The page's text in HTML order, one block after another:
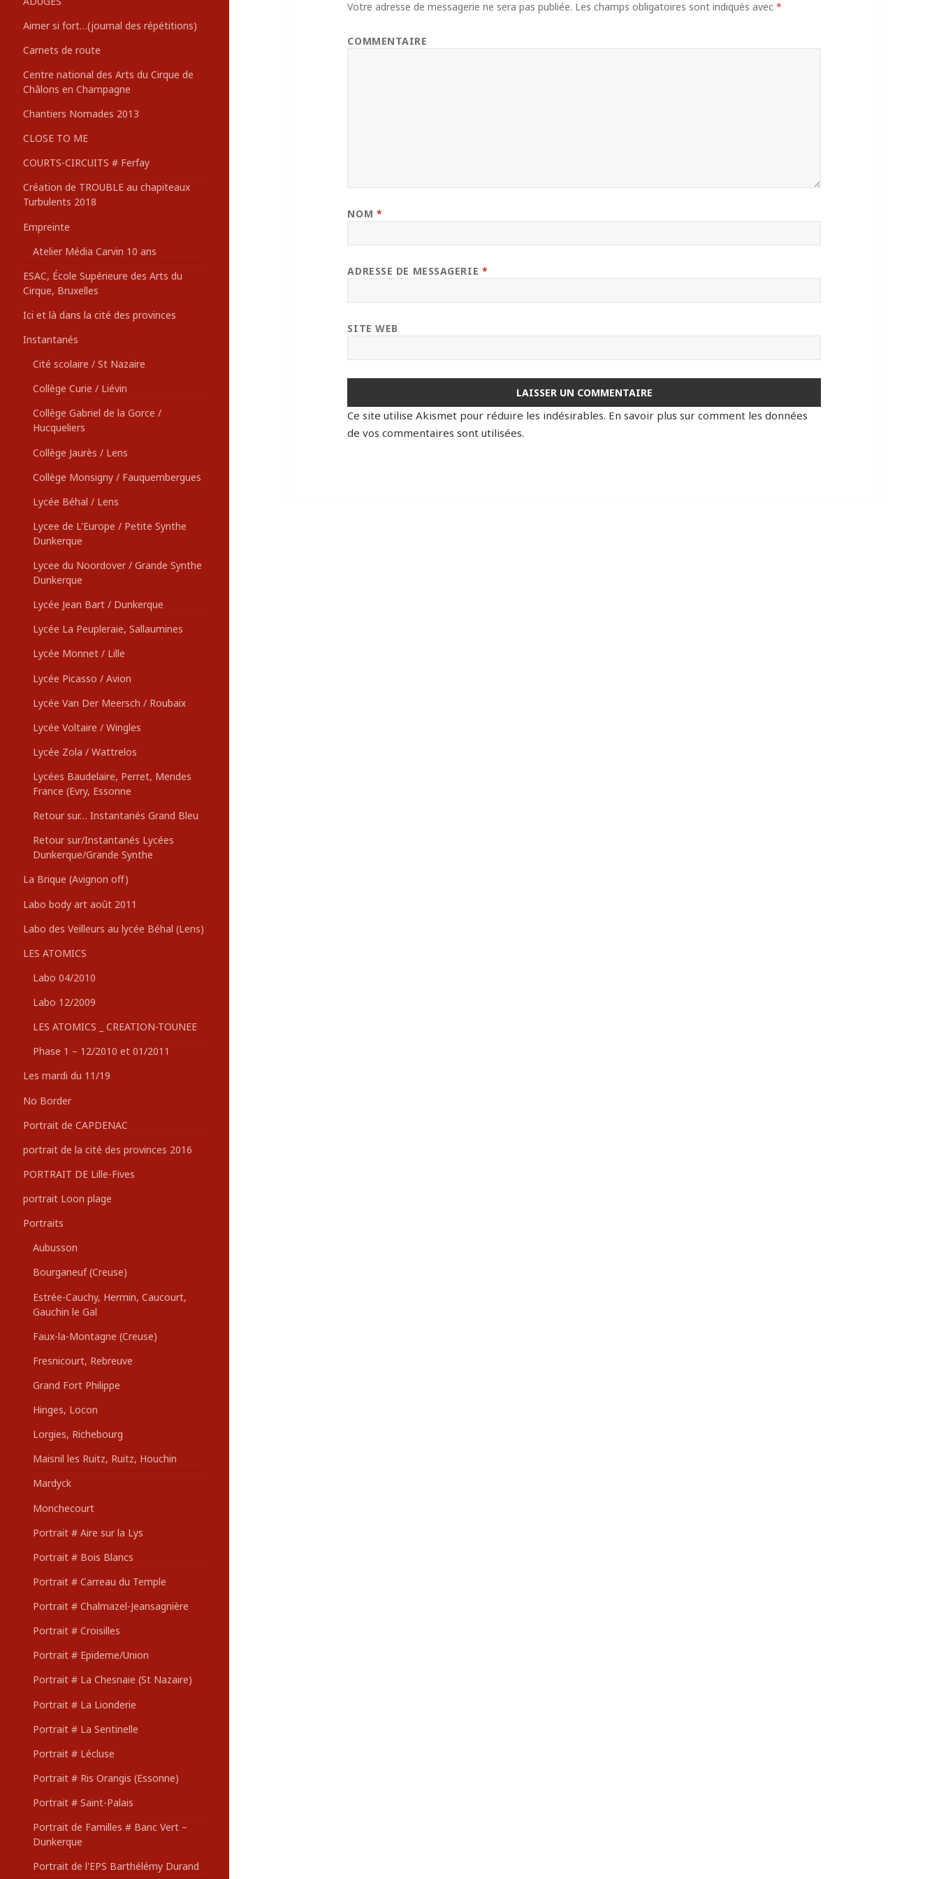
:Aimer si fort…(journal des répétitions)
Carnets de route
Centre national des Arts du Cirque de
Châlons en Champagne
Chantiers Nomades 2013
CLOSE TO ME
COURTS-CIRCUITS # Ferfay
Création de TROUBLE au chapiteaux
Turbulents 2018
Empreinte
Atelier Média Carvin 10 ans
ESAC, École Supérieure des Arts du
Cirque, Bruxelles
Ici et là dans la cité des provinces
Instantanés
Cité scolaire / St Nazaire
Collège Curie / Liévin
Collège Gabriel de la Gorce /
Hucqueliers
Collège Jaurès / Lens
Collège Monsigny / Fauquembergues
Lycée Béhal / Lens
Lycee de L'Europe / Petite Synthe
Dunkerque
Lycee du Noordover / Grande Synthe
Dunkerque
Lycée Jean Bart / Dunkerque
Lycée La Peupleraie, Sallaumines
Lycée Monnet / Lille
Lycée Picasso / Avion
Lycée Van Der Meersch / Roubaix
Lycée Voltaire / Wingles
Lycée Zola / Wattrelos
Lycées Baudelaire, Perret, Mendes
France (Evry, Essonne
Retour sur… Instantanés Grand Bleu
Retour sur/Instantanés Lycées
Dunkerque/Grande Synthe
La Brique (Avignon off)
Labo body art août 2011
Labo des Veilleurs au lycée Béhal (Lens)
LES ATOMICS
Labo 04/2010
Labo 12/2009
LES ATOMICS _ CREATION-TOUNEE
Phase 1 – 12/2010 et 01/2011
Les mardi du 11/19
No Border
Portrait de CAPDENAC
portrait de la cité des provinces 2016
PORTRAIT DE Lille-Fives
portrait Loon plage
Portraits
Aubusson
Bourganeuf (Creuse)
Estrée-Cauchy, Hermin, Caucourt,
Gauchin le Gal
Faux-la-Montagne (Creuse)
Fresnicourt, Rebreuve
Grand Fort Philippe
Hinges, Locon
Lorgies, Richebourg
Maisnil les Ruitz, Ruitz, Houchin
Mardyck
Monchecourt
Portrait # Aire sur la Lys
Portrait # Bois Blancs
Portrait # Carreau du Temple
Portrait # Chalmazel-Jeansagnière
Portrait # Croisilles
Portrait # Epideme/Union
Portrait # La Chesnaie (St Nazaire)
Portrait # La Lionderie
Portrait # La Sentinelle
Portrait # Lécluse
Portrait # Ris Orangis (Essonne)
Portrait # Saint-Palais
Portrait de Familles # Banc Vert –
Dunkerque
Portrait de l'EPS Barthélémy Durand
Votre adresse de messagerie ne sera pas publiée. Les champs obligatoires sont indiqués avec*
COMMENTAIRE
NOM *
ADRESSE DE MESSAGERIE *
SITE WEB
Ce site utilise Akismet pour réduire les indésirables. En savoir plus sur comment les données
de vos commentaires sont utilisées.